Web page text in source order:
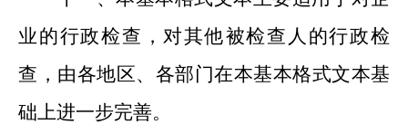
业的行政检查，对其他被检查人的行政检
查，由各地区、各部门在本基本格式文本基
础上进一步完善。